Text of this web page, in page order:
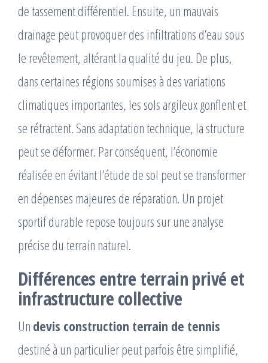
de tassement différentiel. Ensuite, un mauvais
drainage peut provoquer des infiltrations d’eau sous
le revêtement, altérant la qualité du jeu. De plus,
dans certaines régions soumises à des variations
climatiques importantes, les sols argileux gonflent et
se rétractent. Sans adaptation technique, la structure
peut se déformer. Par conséquent, l’économie
réalisée en évitant l’étude de sol peut se transformer
en dépenses majeures de réparation. Un projet
sportif durable repose toujours sur une analyse
précise du terrain naturel.
Différences entre terrain privé et
infrastructure collective
Un devis construction terrain de tennis
destiné à un particulier peut parfois être simplifié,